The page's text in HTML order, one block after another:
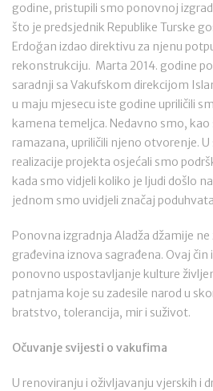
godine, pristupili smo ponovnoj
što je predsjednik Republike Turske
Erdoğan izdao direktivu za njenu
rekonstrukciju. Marta 2014. godine
saradnji sa Vakufskom direkcijom
u maju mjesecu iste godine upriličili
kamena temeljca. Nedavno smo,
ramazana, upriličili njeno otvorenje.
realizacije projekta osjećali smo
kada smo vidjeli koliko je ljudi došlo
jednom smo uvidjeli značaj
Ponovna izgradnja Aladža džamije
građevina iznova sagrađena. Ovaj
ponovno uspostavljanje kulture
patnjama koje su zadesile narod u
bratstvo, tolerancija, mir i suživot.
Očuvanje svijesti o vakufima
U renoviranju i oživljavanju vjerskih i